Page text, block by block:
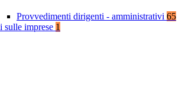
Provvedimenti dirigenti - amministrativi 65
sulle imprese 1